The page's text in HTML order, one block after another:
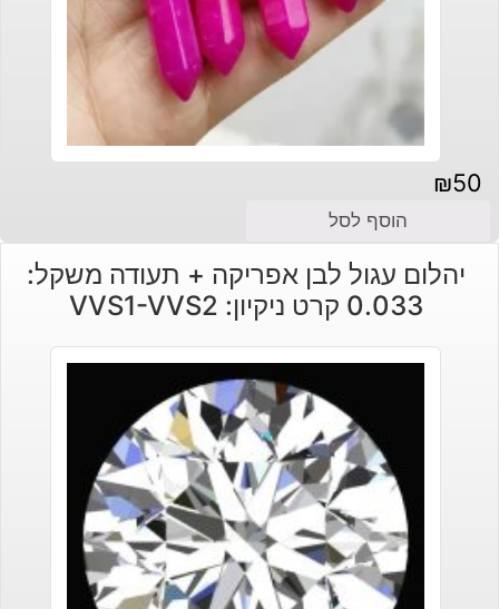
₪50
הוסף לסל
יהלום עגול לבן אפריקה + תעודה משקל:
0.033 קרט ניקיון: VVS1-VVS2